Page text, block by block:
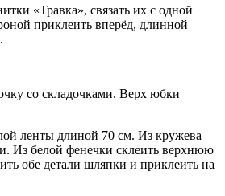
«Травка», связать их с одной
приклеить вперёд, длинной
со складочками. Верх юбки
ленты длиной 70 см. Из кружева
Из белой фенечки склеить верхнюю
обе детали шляпки и приклеить на